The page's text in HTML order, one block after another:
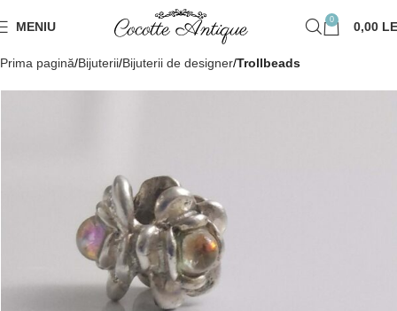
MENIU 0 0,00
Prima pagină Bijuterii Bijuterii de designer Trollbeads